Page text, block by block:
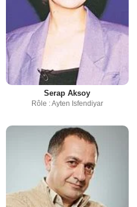
Serap Aksoy
Rôle : Ayten Isfendiyar